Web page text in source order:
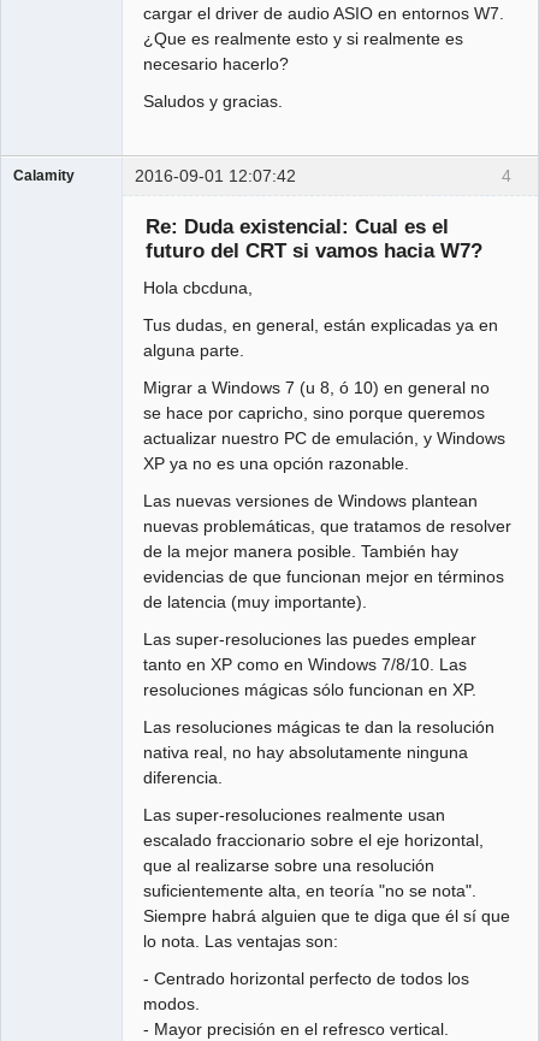
cargar el driver de audio ASIO en entornos W7.
¿Que es realmente esto y si realmente es
necesario hacerlo?
Saludos y gracias.
4
Calamity 2016-09-01 12:07:42
Re: Duda existencial: Cual es el
futuro del CRT si vamos hacia W7?
Hola cbcduna,
Tus dudas, en general, están explicadas ya en
alguna parte.
Migrar a Windows 7 (u 8, ó 10) en general no
se hace por capricho, sino porque queremos
actualizar nuestro PC de emulación, y Windows
XP ya no es una opción razonable.
Las nuevas versiones de Windows plantean
nuevas problemáticas, que tratamos de resolver
de la mejor manera posible. También hay
evidencias de que funcionan mejor en términos
de latencia (muy importante).
Las super-resoluciones las puedes emplear
tanto en XP como en Windows 7/8/10. Las
resoluciones mágicas sólo funcionan en XP.
Las resoluciones mágicas te dan la resolución
nativa real, no hay absolutamente ninguna
diferencia.
Las super-resoluciones realmente usan
escalado fraccionario sobre el eje horizontal,
que al realizarse sobre una resolución
suficientemente alta, en teoría "no se nota".
Siempre habrá alguien que te diga que él sí que
lo nota. Las ventajas son:
- Centrado horizontal perfecto de todos los
modos.
- Mayor precisión en el refresco vertical.